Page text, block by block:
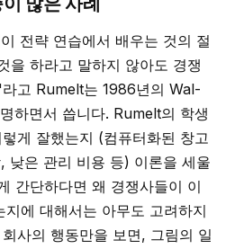
전략 연습에서 배우는 것의 절
을 하라고 말하지 않아도 경쟁
고 Rumelt는 1986년의 Wal-
하면서 씁니다. Rumelt의 학생
게 잘했는지 (컴퓨터화된 창고
낮은 관리 비용 등) 이론을 세울
간단하다면 왜 경쟁사들이 이
에 대해서는 아무도 고려하지
사의 행동만을 보면, 그림의 일